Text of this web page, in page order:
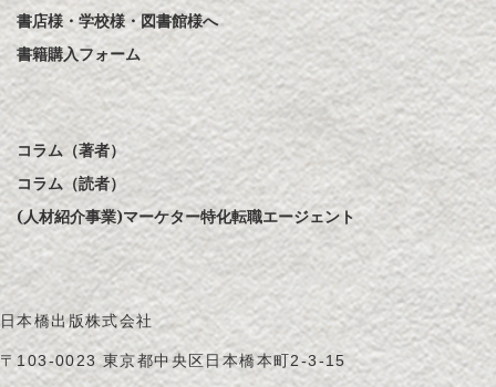
書店様・学校様・図書館様へ
書籍購入フォーム
コラム（著者）
コラム（読者）
(人材紹介事業)マーケター特化転職エージェント
日本橋出版株式会社
〒103-0023 東京都中央区日本橋本町2-3-15